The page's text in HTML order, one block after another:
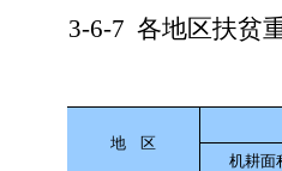
3-6-7 各地区扶贫
地 区
机耕面